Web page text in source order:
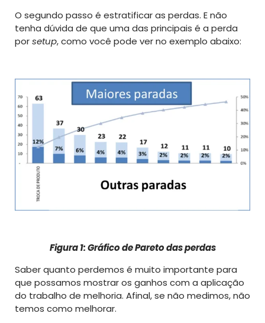
O segundo passo é estratificar as perdas. E não
tenha dúvida de que uma das principais é a perda
porsetup, como você pode ver no exemplo abaixo:
Figura 1: Gráfico de Pareto das perdas
Saber quanto perdemos é muito importante para
que possamos mostrar os ganhos com a aplicação
do trabalho de melhoria. Afinal, se não medimos, não
temos como melhorar.